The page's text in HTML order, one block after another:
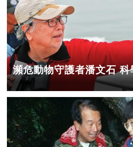
瀕危動物守護者潘文石 科